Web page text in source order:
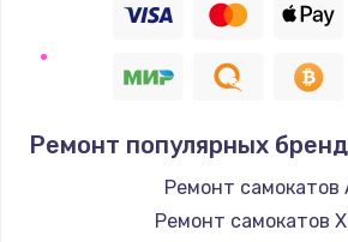
Ремонт популярных
Ремонт самокатов
Ремонт самокатов